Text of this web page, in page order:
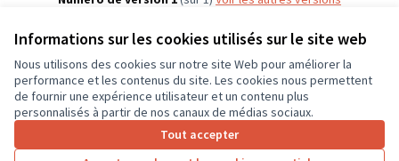
Informations sur les cookies utilisés sur le site web
Nous utilisons des cookies sur notre site Web pour améliorer la
performance et les contenus du site. Les cookies nous permettent
de fournir une expérience utilisateur et un contenu plus
personnalisés à partir de nos canaux de médias sociaux.
Tout accepter
Conditions d'utilisation
Paramètres des cookies
CD37 sur X
(Lien externe)
CD37 sur Facebook
CD37 sur Instagram
CD37 sur YouTube
(Lien externe)